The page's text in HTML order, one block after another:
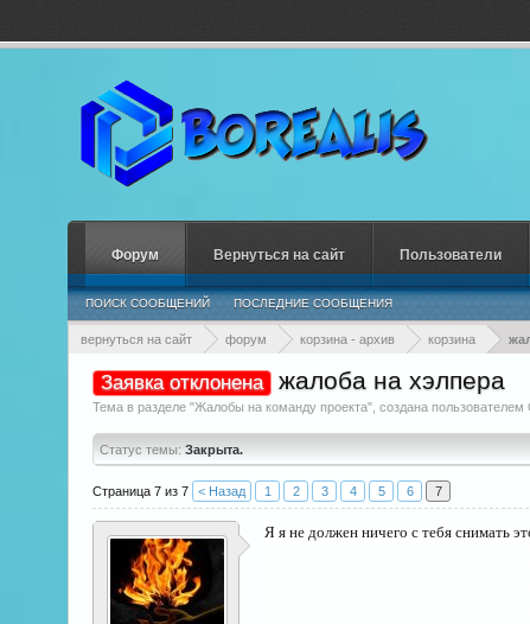
вернуться на сайт форум корзина - архив корзина
Заявка отклонена жалоба на хэлпера
Тема в разделе "Жалобы на команду проекта", создана пользователем
Статус темы: Закрыта.
Страница 7 из 7 < Назад 1 2 3 4 5 6 7
Я я не должен ничего с тебя снимать
Форум
ПОИСК СООБЩЕНИЙ ПОСЛЕДНИЕ СООБЩЕНИЯ
Вернуться на сайт Пользователи